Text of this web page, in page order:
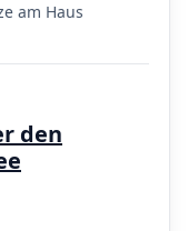
am Haus
den